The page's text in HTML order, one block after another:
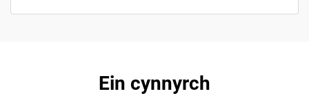
Ein cynnyrch